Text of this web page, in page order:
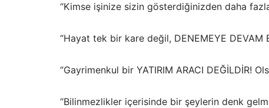
“Kimse işinize sizin gösterdiğinizden daha
“Hayat tek bir kare değil, DENEMEYE DEVAM
“Gayrimenkul bir YATIRIM ARACI DEĞİLDİR!
“Bilinmezlikler içerisinde bir şeylerin denk